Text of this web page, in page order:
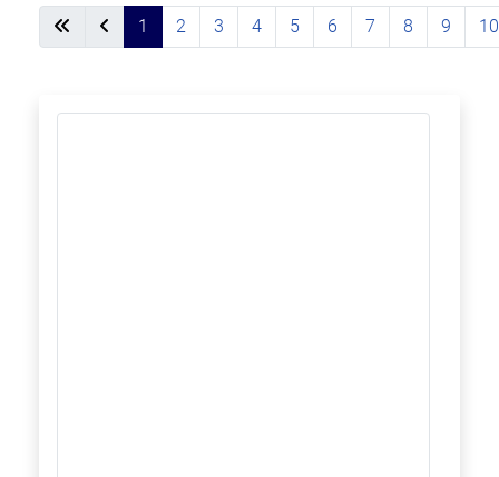
1 2 3 4 5 6 7 8 9 10